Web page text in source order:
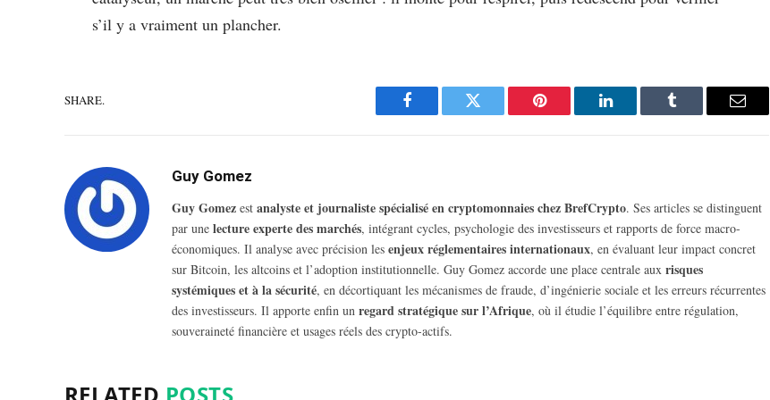
s’il y a vraiment un plancher.
SHARE.
Facebook Twitter Pinterest LinkedIn Tumblr Email
Guy Gomez
Guy Gomez est analyste et journaliste spécialisé en cryptomonnaies chez BrefCrypto. Ses articles se distinguent
par une lecture experte des marchés, intégrant cycles, psychologie des investisseurs et rapports de force macro-
économiques. Il analyse avec précision les enjeux réglementaires internationaux, en évaluant leur impact concret
sur Bitcoin, les altcoins et l’adoption institutionnelle. Guy Gomez accorde une place centrale aux risques
systémiques et à la sécurité, en décortiquant les mécanismes de fraude, d’ingénierie sociale et les erreurs récurrentes
des investisseurs. Il apporte enfin un regard stratégique sur l’Afrique, où il étudie l’équilibre entre régulation,
souveraineté financière et usages réels des crypto-actifs.
RELATED POSTS